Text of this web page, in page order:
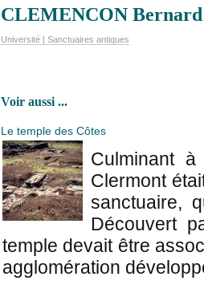
CLEMENCON Bernard
Université | Sanctuaires antiques
Voir aussi ...
Le temple des Côtes
Culminant
Clermont
sanctuaire,
Découvert
temple devait être
agglomération